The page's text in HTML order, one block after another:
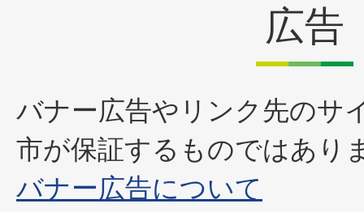
広告
バナー広告やリンク先のサ
市が保証するものではあり
バナー広告について